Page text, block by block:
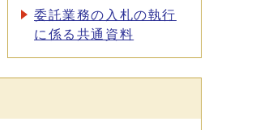
委託業務の入札の執行
に係る共通資料